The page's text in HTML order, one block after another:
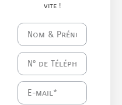
vite !